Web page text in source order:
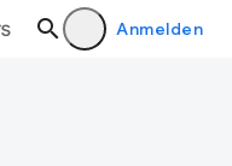
Anmelden